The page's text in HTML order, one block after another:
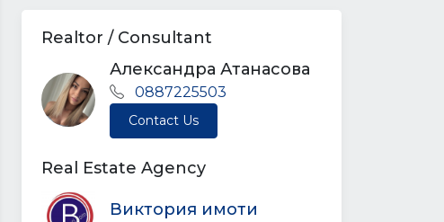
Realtor / Consultant
Александра Атанасова
0887225503
Contact Us
Real Estate Agency
Виктория имоти